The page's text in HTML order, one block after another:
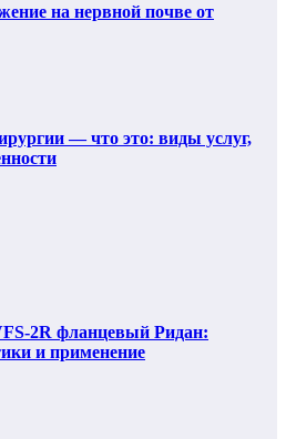
на нервной почве от
— что это: виды услуг,
2R фланцевый Ридан:
и применение